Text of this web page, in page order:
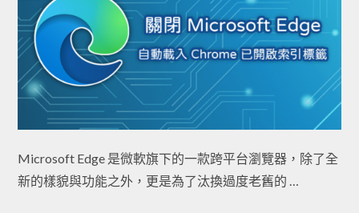
Microsoft Edge 是微軟旗下的一款跨平台瀏覽器，除了全
新的樣貌與功能之外，更是為了汰換過度老舊的 …